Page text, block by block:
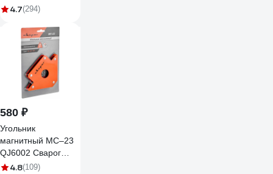
мм; 4 кг) ESAB
4.7(294)
580 ₽
Угольник
магнитный МС–23
QJ6002 Сварог
95910
4.8(109)